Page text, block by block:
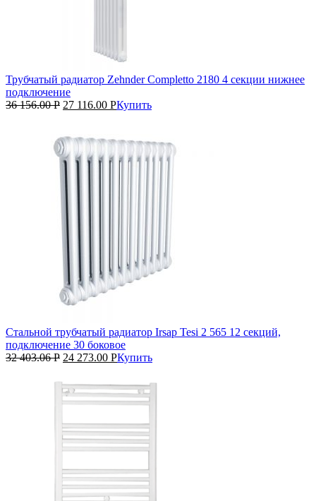
Трубчатый радиатор Zehnder Completto 2180 4 секции нижнее
подключение
36 156.00Р 27 116.00 РКупить
Стальной трубчатый радиатор Irsap Tesi 2 565 12 секций,
подключение 30 боковое
32 403.06Р 24 273.00 РКупить